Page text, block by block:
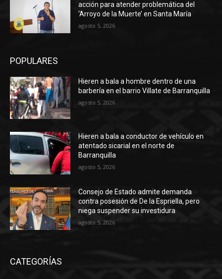
acción para atender problemática del
‘Arroyo de la Muerte’ en Santa María
agosto 5, 2026
POPULARES
Hieren a bala a hombre dentro de una
barbería en el barrio Villate de Barranquilla
agosto 5, 2026
Hieren a bala a conductor de vehículo en
atentado sicarial en el norte de
Barranquilla
agosto 5, 2026
Consejo de Estado admite demanda
contra posesión de De la Espriella, pero
niega suspender su investidura
agosto 5, 2026
CATEGORÍAS